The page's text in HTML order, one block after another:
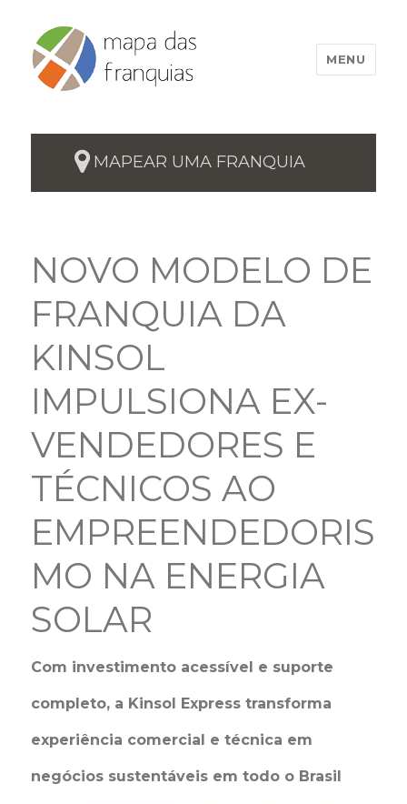
MENU
MAPEAR UMA FRANQUIA
NOVO MODELO DE
FRANQUIA DA
KINSOL
IMPULSIONA EX-
VENDEDORES E
TÉCNICOS AO
EMPREENDEDORIS
MO NA ENERGIA
SOLAR
Com investimento acessível e suporte
completo, a Kinsol Express transforma
experiência comercial e técnica em
negócios sustentáveis em todo o Brasil